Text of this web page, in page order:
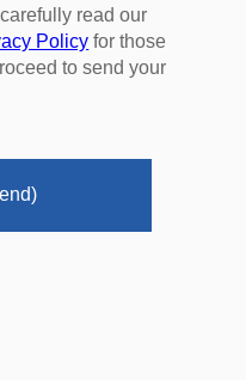
read our
Policy for those
to send your